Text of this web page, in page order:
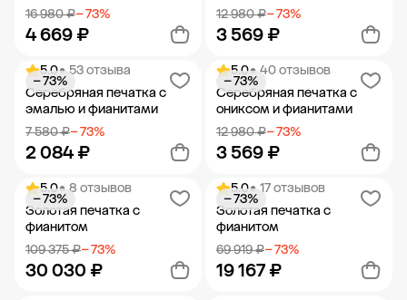
16 980 ₽− 73%
4 669 ₽
Добавить в корзину
12 980 ₽− 73%
3 569 ₽
Добавить в корзину
5.0• 53 отзыва
Серебряная печатка с
эмалью и фианитами
7 580 ₽− 73%
2 084 ₽
− 73%
Добавить в корзину
5.0• 40 отзывов
Серебряная печатка с
ониксом и фианитами
12 980 ₽− 73%
3 569 ₽
− 73%
Добавить в корзину
5.0• 8 отзывов
Золотая печатка с
фианитом
109 375 ₽− 73%
30 030 ₽
− 73%
5.0• 17 отзывов
Золотая печатка с
фианитом
69 919 ₽− 73%
19 167 ₽
− 73%